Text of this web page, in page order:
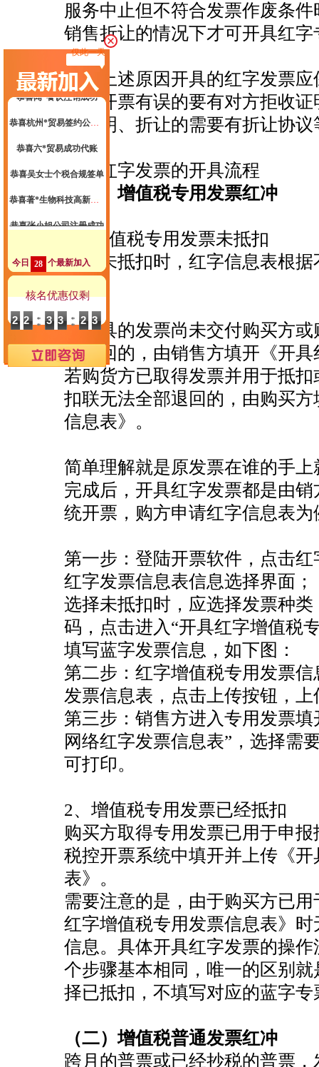
仅此一天
恭喜杭州科*科技代账2年
恭喜陈总公司注册成功
恭喜闻*餐饮注销成功
恭喜杭州*贸易签约公司注册
恭喜六*贸易成功代账
恭喜吴女士个税合规签单
恭喜著*生物科技高新申报成功
恭喜张小姐公司注册成功
恭喜尚*商标注册核名成功
恭喜汪*公司签约代账
恭喜杭州*贸易有限公司合规成功
恭喜元*商贸商标注册核名成功
恭喜杭州飞*科技代账1年
恭喜冯总公司注册成功
恭喜杭州**科技公司核名成功
恭喜郭总 签约公司注册
恭喜黄总签约公司注册
恭喜**米餐饮成功代账
恭喜杭州**文化传媒有限合规成功
恭喜杭州**网络科技高新申报成功
恭喜张总核名成功
恭喜云*商标注册核名成功
恭喜陈总公司注册成功
恭喜闻*餐饮注销成功
恭喜六*贸易成功代账
恭喜吴女士个税合规签单
恭喜著*生物科技高新申报成功
恭喜张小姐公司注册成功
恭喜尚*商标注册核名成功
恭喜郑总公司注册成功
今日 28 个最新加入
核名优惠仅剩
22 33 22
服务中止但不符合发票作废条
销售折让的情况下才可开具红字
由于上述原因开具的红字发票
如，开票有误的要有对方拒收
面证明、折让的需要有折让协议
二、红字发票的开具流程
（一）增值税专用发票红冲
1、增值税专用发票未抵扣
发票未抵扣时，红字信息表根
申请。
若开具的发票尚未交付购买方
联退回的，由销售方填开《开
若购货方已取得发票并用于抵
扣联无法全部退回的，由购买
信息表》。
简单理解就是原发票在谁的手
完成后，开具红字发票都是由
统开票，购方申请红字信息表
第一步：登陆开票软件，点击
红字发票信息表信息选择界面；
选择未抵扣时，应选择发票种
码，点击进入“开具红字增值税
填写蓝字发票信息，如下图：
第二步：红字增值税专用发票
发票信息表，点击上传按钮，
第三步：销售方进入专用发票
网络红字发票信息表”，选择需
可打印。
2、增值税专用发票已经抵扣
购买方取得专用发票已用于申
税控开票系统中填开并上传《
表》。
需要注意的是，由于购买方已
红字增值税专用发票信息表》
信息。具体开具红字发票的操
个步骤基本相同，唯一的区别
择已抵扣，不填写对应的蓝字专
（二）增值税普通发票红冲
跨月的普票或已经抄税的普票